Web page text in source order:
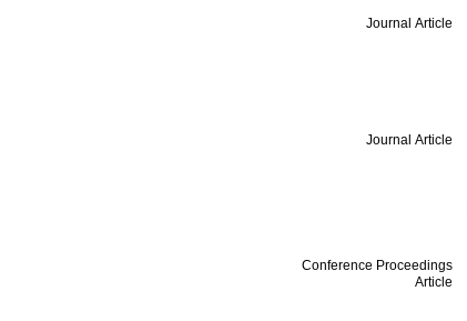
Journal Article
Journal Article
Conference Proceedings
Article